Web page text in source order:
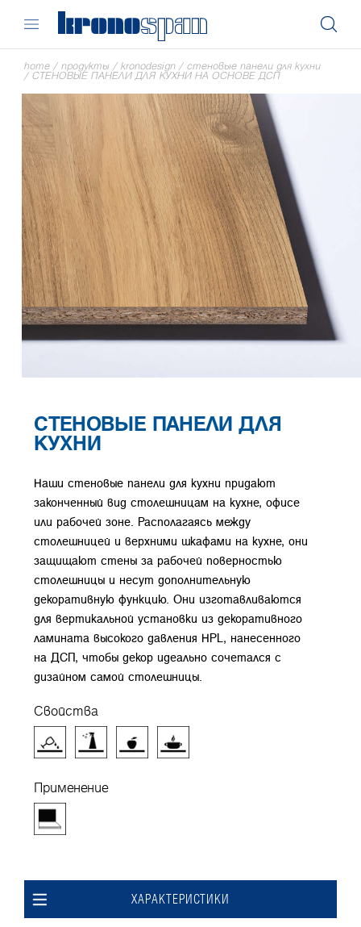
home / продукты / kronodesign / стеновые панели для кухни
/ СТЕНОВЫЕ ПАНЕЛИ ДЛЯ КУХНИ НА ОСНОВЕ ДСП
СТЕНОВЫЕ ПАНЕЛИ ДЛЯ
КУХНИ
Наши стеновые панели для кухни придают
законченный вид столешницам на кухне, офисе
или рабочей зоне. Располагаясь между
столешницей и верхними шкафами на кухне, они
защищают стены за рабочей поверностью
столешницы и несут дополнительную
декоративную функцию. Они изготавливаются
для вертикальной установки из декоративного
ламината высокого давления HPL, нанесенного
на ДСП, чтобы декор идеально сочетался с
дизайном самой столешницы.
Свойства
Применение
ХАРАКТЕРИСТИКИ